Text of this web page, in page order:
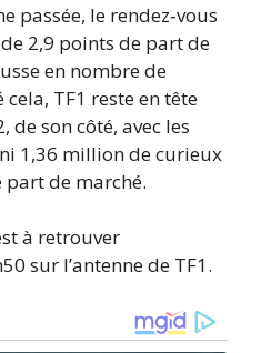
passée, le rendez‑vous
2,9 points de part de
en nombre de
TF1 reste en tête
de son côté, avec les
1,36 million de curieux
part de marché.
à retrouver
sur l’antenne de TF1.